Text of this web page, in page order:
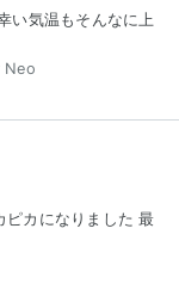
い気温もそんなに上
Neo
ピカになりました 最